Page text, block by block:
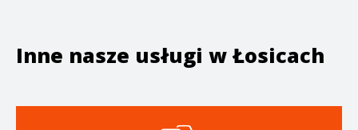
Inne nasze usługi wŁosicach